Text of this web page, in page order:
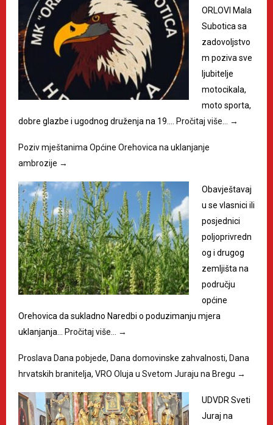
ORLOVI Mala
Subotica sa
zadovoljstvo
m poziva sve
ljubitelje
motocikala,
moto sporta,
dobre glazbe i ugodnog druženja na 19.… Pročitaj više… →
Poziv mještanima Općine Orehovica na uklanjanje
ambrozije →
Obavještavaj
u se vlasnici ili
posjednici
poljoprivredn
og i drugog
zemljišta na
području
općine
Orehovica da sukladno Naredbi o poduzimanju mjera
uklanjanja… Pročitaj više… →
Proslava Dana pobjede, Dana domovinske zahvalnosti, Dana
hrvatskih branitelja, VRO Oluja u Svetom Juraju na Bregu →
UDVDR Sveti
Juraj na